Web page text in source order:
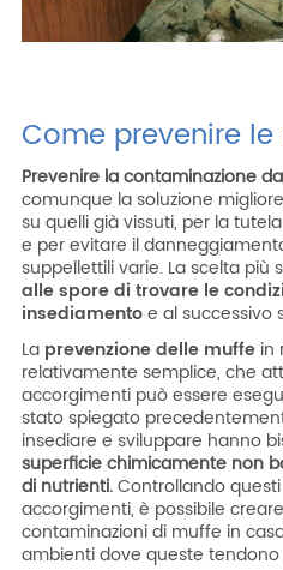
Come prevenire
Prevenire la contaminazione
comunque la soluzione
su quelli già vissuti, per la
e per evitare il
suppellettili varie. La scelta più
alle spore di trovare le
insediamentoe al successivo
La prevenzione delle muffein
relativamente semplice, che
accorgimenti può essere
stato spiegato
insediare e sviluppare hanno
superficie chimicamente non
di nutrienti.Controllando
accorgimenti, è possibile
contaminazioni di muffe in
ambienti dove queste tendono